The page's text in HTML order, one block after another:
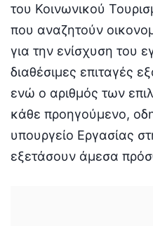
του Κοινωνικού
που αναζητούν
για την ενίσχυση του
διαθέσιμες επιταγές
ενώ ο αριθμός των
κάθε προηγούμενο,
υπουργείο Εργασίας
εξετάσουν άμεσα